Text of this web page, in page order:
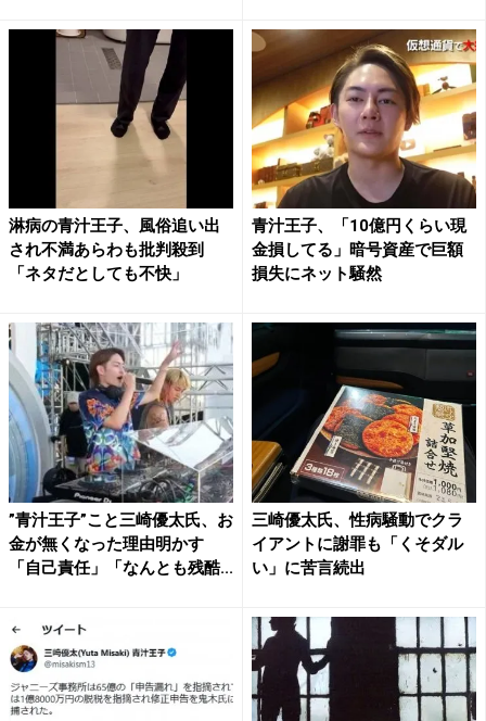
淋病の青汁王子、風俗追い出
され不満あらわも批判殺到
「ネタだとしても不快」
青汁王子、「10億円くらい現
金損してる」暗号資産で巨額
損失にネット騒然
”青汁王子”こと三崎優太氏、お
金が無くなった理由明かす
「自己責任」「なんとも残酷...
三崎優太氏、性病騒動でクラ
イアントに謝罪も「くそダル
い」に苦言続出